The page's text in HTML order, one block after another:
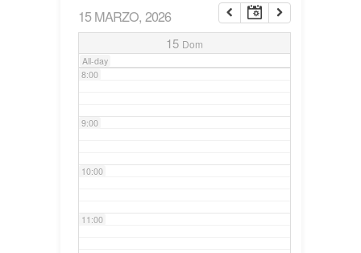
15 MARZO, 2026
15 Dom
All-day
7:00
8:00
9:00
10:00
11:00